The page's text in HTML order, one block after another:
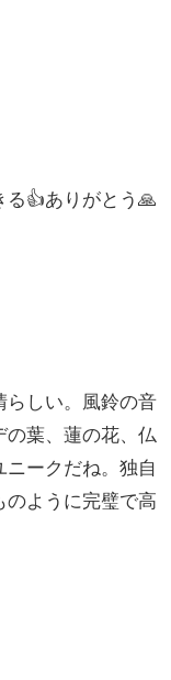
る👍ありがとう🙏
らしい。風鈴の音
の葉、蓮の花、仏
ークだね。独自
のように完璧で高